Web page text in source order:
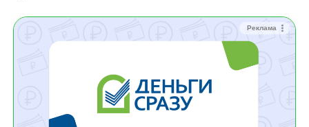
Реклама